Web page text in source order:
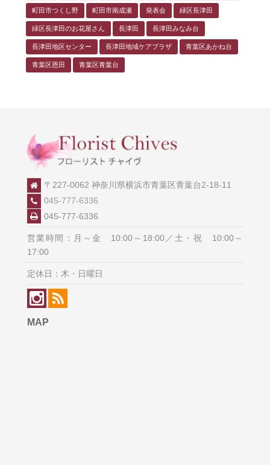
町田市つくし野 町田市南成瀬 発表会 緑区長津田
緑区長津田のお花屋さん 長津田 長津田みなみ台
長津田地区センター 長津田地域ケアプラザ 青葉区あかね台
青葉区恩田 青葉区青葉台
〒227-0062 神奈川県横浜市青葉区青葉台2-18-11
045-777-6336
045-777-6336
営業時間：月～金 10:00～18:00／土・祝 10:00～
17:00
定休日：木・日曜日
MAP